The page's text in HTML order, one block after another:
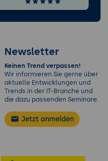
Newsletter
Keinen Trend verpassen!
Wir informieren Sie gerne über
aktuelle Entwicklungen und
Trends in der IT-Branche und
die dazu passenden Seminare.
Jetzt anmelden